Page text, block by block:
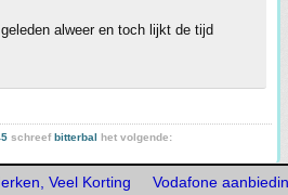
alweer en toch lijkt de tijd
schreefbitterbal het volgende:
Veel Korting Vodafone